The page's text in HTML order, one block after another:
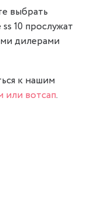
выбрать
10 прослужат
дилерами
к нашим
или вотсап.